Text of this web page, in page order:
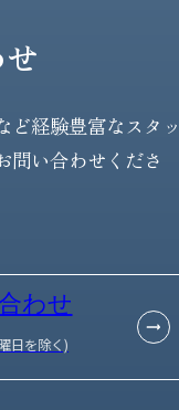
ど経験豊富なスタ
問い合わせくださ
わせ
日を除く)